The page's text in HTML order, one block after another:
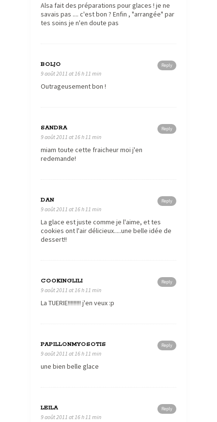
Alsa fait des préparations pour glaces ! je ne
savais pas .... c'est bon ? Enfin , "arrangée" par
tes soins je n'en doute pas
Reply
BOLJO
9 août 2011 at 16 h 11 min
Outrageusement bon !
Reply
SANDRA
9 août 2011 at 16 h 11 min
miam toute cette fraicheur moi j'en
redemande!
Reply
DAN
9 août 2011 at 16 h 11 min
La glace est juste comme je l'aime, et tes
cookies ont l'air délicieux.....une belle idée de
dessert!!
Reply
COOKINGLILI
9 août 2011 at 16 h 11 min
La TUERIE!!!!!!!!! j'en veux :p
Reply
PAPILLONMYOSOTIS
9 août 2011 at 16 h 11 min
une bien belle glace
Reply
LEILA
9 août 2011 at 16 h 11 min